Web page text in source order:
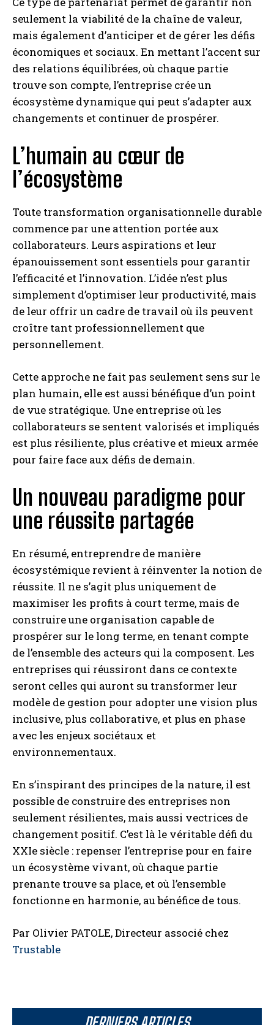
seulement la viabilité de la chaîne de valeur,
mais également d’anticiper et de gérer les défis
économiques et sociaux. En mettant l’accent sur
des relations équilibrées, où chaque partie
trouve son compte, l’entreprise crée un
écosystème dynamique qui peut s’adapter aux
changements et continuer de prospérer.
L’humain au cœur de
l’écosystème
Toute transformation organisationnelle durable
commence par une attention portée aux
collaborateurs. Leurs aspirations et leur
épanouissement sont essentiels pour garantir
l’efficacité et l’innovation. L’idée n’est plus
simplement d’optimiser leur productivité, mais
de leur offrir un cadre de travail où ils peuvent
croître tant professionnellement que
personnellement.
Cette approche ne fait pas seulement sens sur le
plan humain, elle est aussi bénéfique d’un point
de vue stratégique. Une entreprise où les
collaborateurs se sentent valorisés et impliqués
est plus résiliente, plus créative et mieux armée
pour faire face aux défis de demain.
Un nouveau paradigme pour
une réussite partagée
En résumé, entreprendre de manière
écosystémique revient à réinventer la notion de
réussite. Il ne s’agit plus uniquement de
maximiser les profits à court terme, mais de
construire une organisation capable de
prospérer sur le long terme, en tenant compte
de l’ensemble des acteurs qui la composent. Les
entreprises qui réussiront dans ce contexte
seront celles qui auront su transformer leur
modèle de gestion pour adopter une vision plus
inclusive, plus collaborative, et plus en phase
avec les enjeux sociétaux et
environnementaux.
En s’inspirant des principes de la nature, il est
possible de construire des entreprises non
seulement résilientes, mais aussi vectrices de
changement positif. C’est là le véritable défi du
XXIe siècle : repenser l’entreprise pour en faire
un écosystème vivant, où chaque partie
prenante trouve sa place, et où l’ensemble
fonctionne en harmonie, au bénéfice de tous.
Par Olivier PATOLE, Directeur associé chez
Trustable